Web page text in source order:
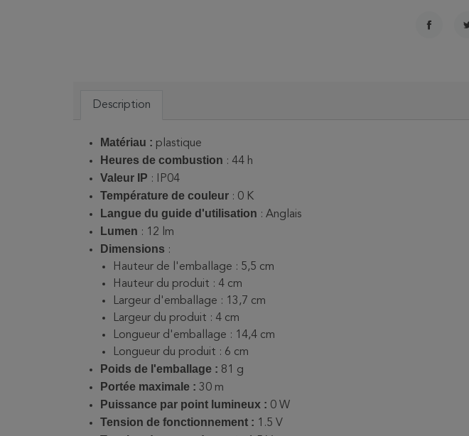
Description
Matériau : plastique
Heures de combustion : 44 h
Valeur IP : IP04
Température de couleur : 0 K
Langue du guide d'utilisation : Anglais
Lumen : 12 lm
Dimensions :
Hauteur de l'emballage : 5,5 cm
Hauteur du produit : 4 cm
Largeur d'emballage : 13,7 cm
Largeur du produit : 4 cm
Longueur d'emballage : 14,4 cm
Longueur du produit : 6 cm
Poids de l'emballage : 81 g
Portée maximale : 30 m
Puissance par point lumineux : 0 W
Tension de fonctionnement : 1.5 V